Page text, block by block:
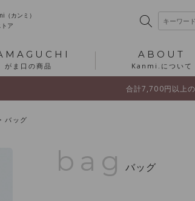
（カンミ）
ア
がま口の商品
ABOUT
Kanmi.について
合計7,700円以上
バッグ
bag バッグ